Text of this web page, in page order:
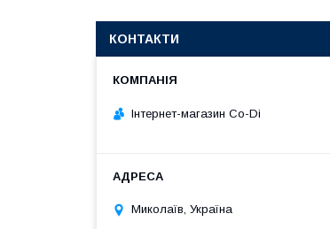
КОНТАКТИ
Інтернет-магазин Co-Di
Миколаїв, Україна